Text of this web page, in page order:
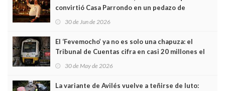
convirtió Casa Parrondo en un pedazo de
Asturias en Madrid
30 de Jun de 2026
El ‘Fevemocho’ ya no es solo una chapuza: el
Tribunal de Cuentas cifra en casi 20 millones el
sobrecoste de los trenes que no cabían por los
30 de May de 2026
La variante de Avilés vuelve a teñirse de luto: